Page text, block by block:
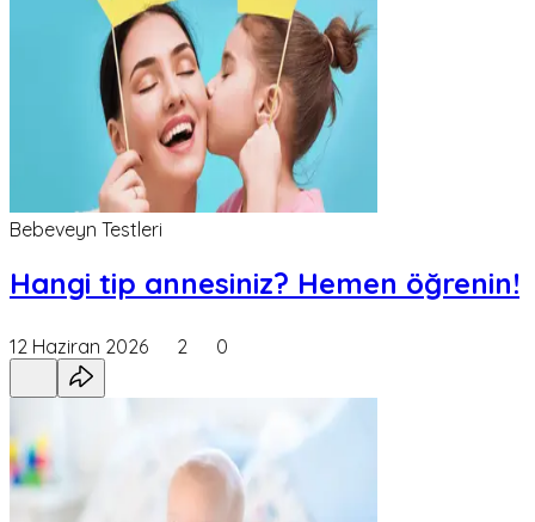
Bebeveyn Testleri
Hangi tip annesiniz? Hemen öğrenin!
12 Haziran 2026 2 0